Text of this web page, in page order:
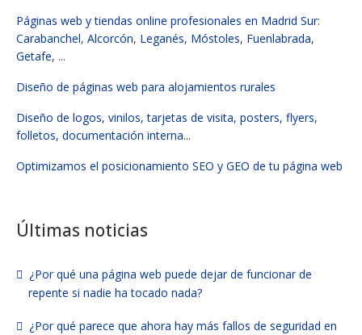
Páginas web y tiendas online profesionales en Madrid Sur:
Carabanchel, Alcorcón, Leganés, Móstoles, Fuenlabrada,
Getafe, ...
Diseño de páginas web para alojamientos rurales
Diseño de logos, vinilos, tarjetas de visita, posters, flyers,
folletos, documentación interna...
Optimizamos el posicionamiento SEO y GEO de tu página web
Últimas noticias
¿Por qué una página web puede dejar de funcionar de
repente si nadie ha tocado nada?
¿Por qué parece que ahora hay más fallos de seguridad en